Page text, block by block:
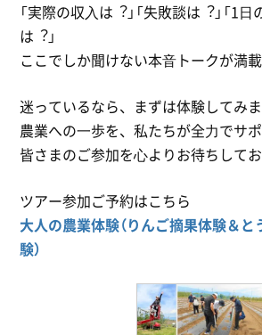
「実際の収⼊は︖」「失敗談は︖」「1
は︖」
ここでしか聞けない本⾳トークが満載
迷っているなら、まずは体験してみ
農業への⼀歩を、私たちが全⼒でサポ
皆さまのご参加を⼼よりお待ちして
ツアー参加ご予約はこちら
大人の農業体験（りんご摘果体験＆
験）